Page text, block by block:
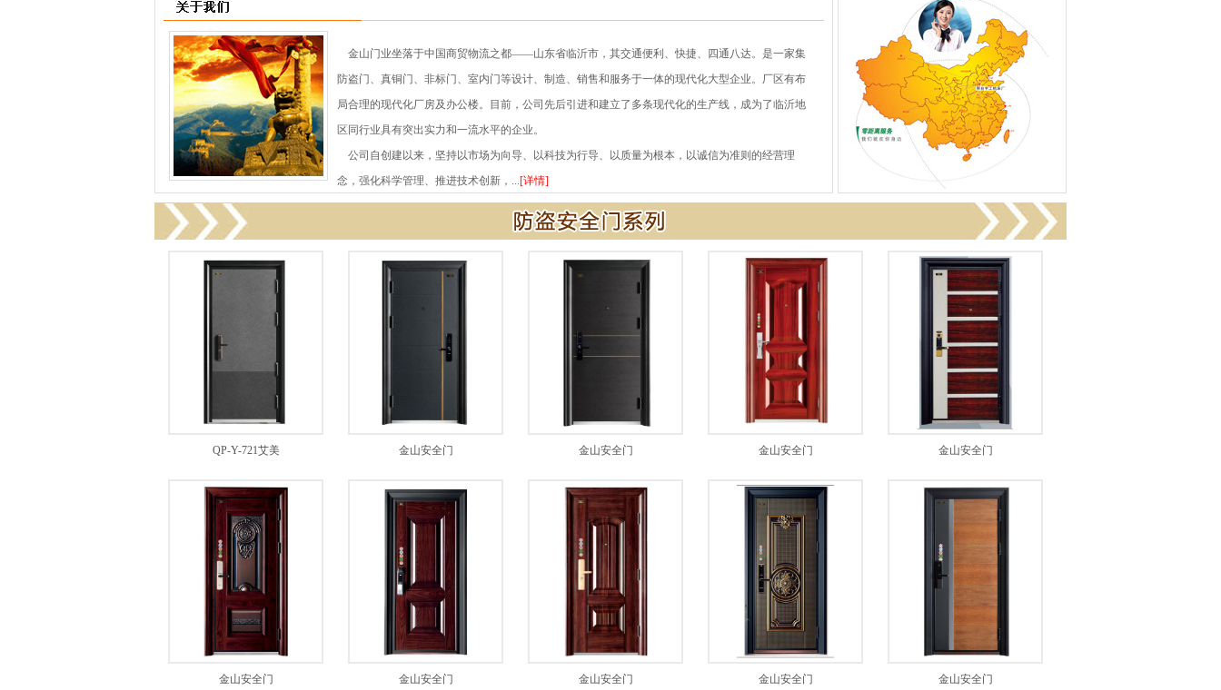
金山门业坐落于中国商贸物流之都——山东省临沂市，其交通便利、快捷、四通八达。是一家集
防盗门、真铜门、非标门、室内门等设计、制造、销售和服务于一体的现代化大型企业。厂区有布
局合理的现代化厂房及办公楼。目前，公司先后引进和建立了多条现代化的生产线，成为了临沂地
区同行业具有突出实力和一流水平的企业。
公司自创建以来，坚持以市场为向导、以科技为行导、以质量为根本，以诚信为准则的经营理
念，强化科学管理、推进技术创新，...[详情]
QP-Y-721艾美 金山安全门 金山安全门 金山安全门 金山安全门
金山安全门 金山安全门 金山安全门 金山安全门 金山安全门